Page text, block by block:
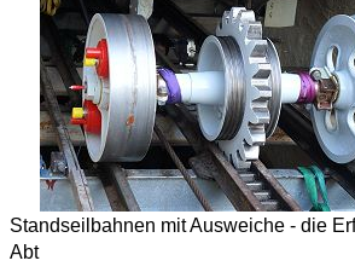
Standseilbahnen mit Ausweiche - die
Abt